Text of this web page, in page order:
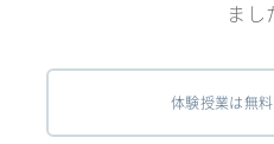
まし
体験授業は無